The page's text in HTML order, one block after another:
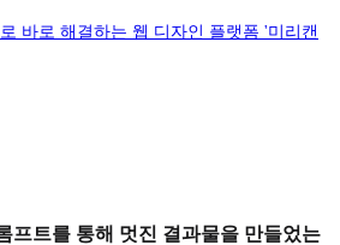
바로 해결하는 웹 디자인 플랫폼 '미리캔
프트를 통해 멋진 결과물을 만들었는